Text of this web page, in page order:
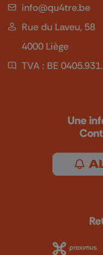
info@qu4tre.be
Rue du Laveu, 58
4000 Liège
TVA : BE
Une